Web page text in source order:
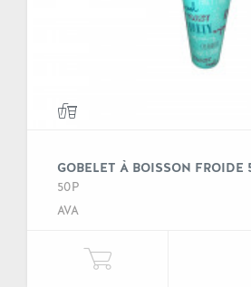
GOBELET À BOISSON FROIDE
50P
AVA
Ajouter